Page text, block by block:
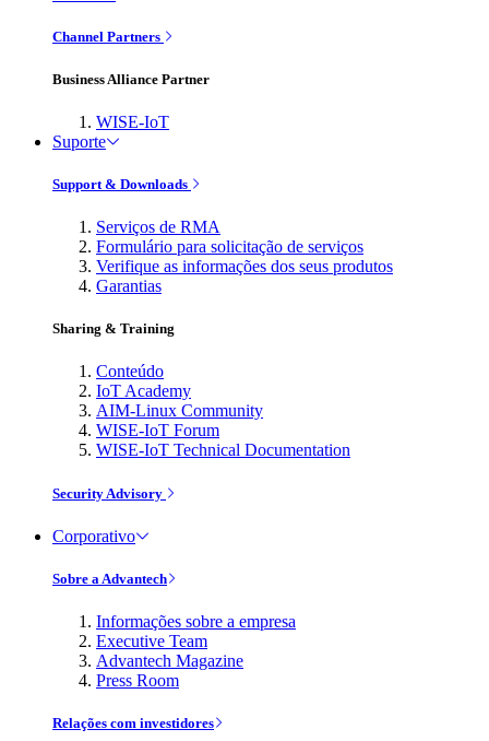
Channel Partners
Business Alliance Partner
WISE-IoT
Suporte
Support & Downloads
Serviços de RMA
Formulário para solicitação de serviços
Verifique as informações dos seus produtos
Garantias
Sharing & Training
Conteúdo
IoT Academy
AIM-Linux Community
WISE-IoT Forum
WISE-IoT Technical Documentation
Security Advisory
Corporativo
Sobre a Advantech
Informações sobre a empresa
Executive Team
Advantech Magazine
Press Room
Relações com investidores